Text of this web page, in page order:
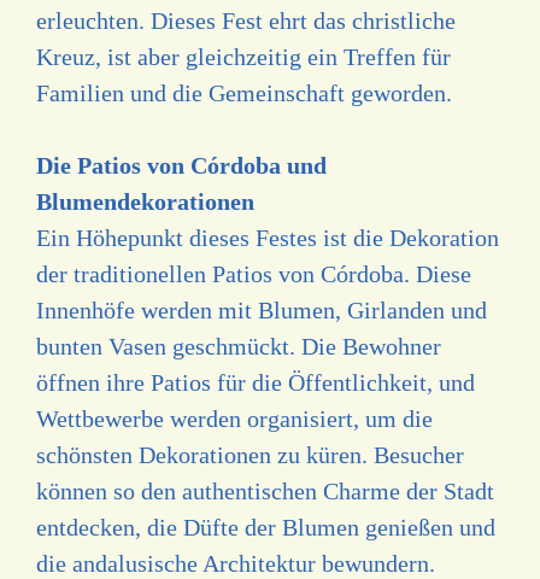
erleuchten. Dieses Fest ehrt das christliche
Kreuz, ist aber gleichzeitig ein Treffen für
Familien und die Gemeinschaft geworden.
Die Patios von Córdoba und
Blumendekorationen
Ein Höhepunkt dieses Festes ist die Dekoration
der traditionellen Patios von Córdoba. Diese
Innenhöfe werden mit Blumen, Girlanden und
bunten Vasen geschmückt. Die Bewohner
öffnen ihre Patios für die Öffentlichkeit, und
Wettbewerbe werden organisiert, um die
schönsten Dekorationen zu küren. Besucher
können so den authentischen Charme der Stadt
entdecken, die Düfte der Blumen genießen und
die andalusische Architektur bewundern.